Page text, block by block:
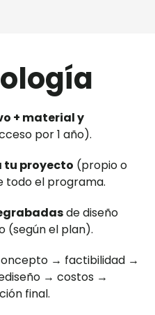
+ material y
por 1 año).
tu proyecto (propio o
todo el programa.
de diseño
(según el plan).
→ factibilidad →
→ costos →
final.